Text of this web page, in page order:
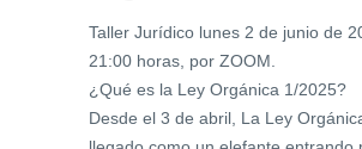
Taller Jurídico lunes 2 de junio de
21:00 horas, por ZOOM.
¿Qué es la Ley Orgánica 1/2025?
Desde el 3 de abril, La Ley